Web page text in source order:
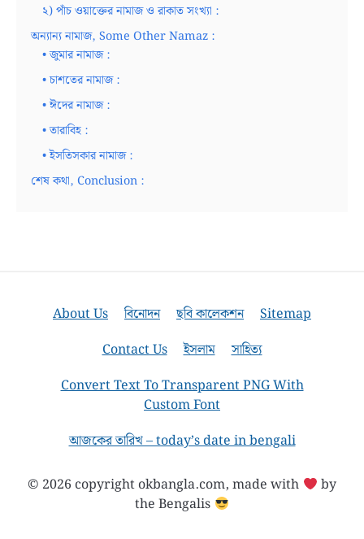
২) পাঁচ ওয়াক্তের নামাজ ও রাকাত সংখ্যা :
অন্যান্য নামাজ, Some Other Namaz :
• জুমার নামাজ :
• চাশতের নামাজ :
• ঈদের নামাজ :
• তারাবিহ :
• ইসতিসকার নামাজ :
শেষ কথা, Conclusion :
About Us বিনোদন ছবি কালেকশন
Sitemap
Contact Us
ইসলাম
সাহিত্য
Convert Text To Transparent PNG With
Custom Font
আজকের তারিখ – today’s date in bengali
© 2026 copyright okbangla.com, made with
by
the Bengalis